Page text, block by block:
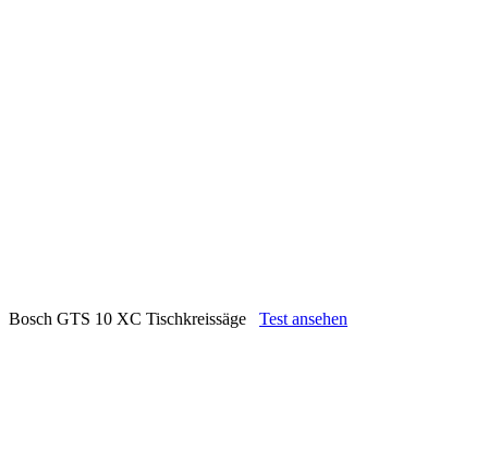
Bosch GTS 10 XC Tischkreissäge Test ansehen